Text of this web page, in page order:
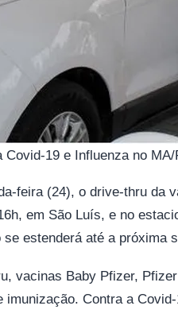
19 e Influenza no
feira (24), o drive-thru da
em São Luís, e no
estenderá até a próxima
vacinas Baby Pfizer,
Contra a